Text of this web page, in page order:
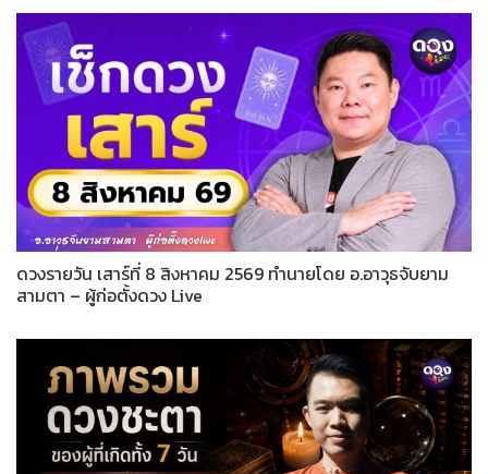
ดวงรายวัน เสาร์ที่ 8 สิงหาคม 2569 ทำนายโดย อ.อาวุธจับยาม
สามตา – ผู้ก่อตั้งดวง Live